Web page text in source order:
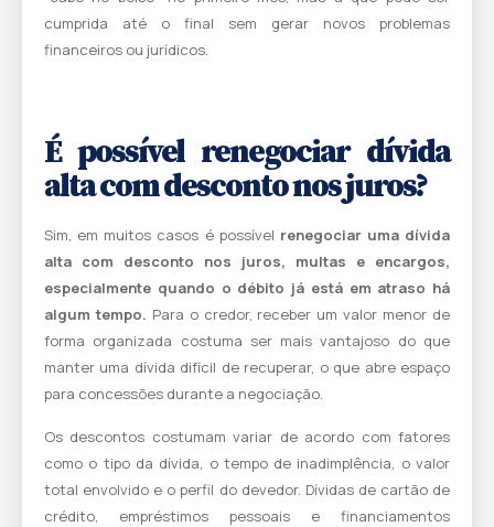
cumprida até o final sem gerar novos problemas
financeiros ou jurídicos.
É possível renegociar dívida
alta com desconto nos juros?
Sim, em muitos casos é possível renegociar uma dívida
alta com desconto nos juros, multas e encargos,
especialmente quando o débito já está em atraso há
algum tempo. Para o credor, receber um valor menor de
forma organizada costuma ser mais vantajoso do que
manter uma dívida difícil de recuperar, o que abre espaço
para concessões durante a negociação.
Os descontos costumam variar de acordo com fatores
como o tipo da dívida, o tempo de inadimplência, o valor
total envolvido e o perfil do devedor. Dívidas de cartão de
crédito, empréstimos pessoais e financiamentos